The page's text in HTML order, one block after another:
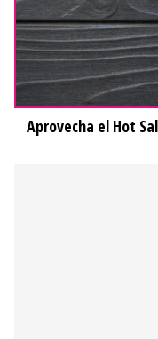
Aprovecha el Hot